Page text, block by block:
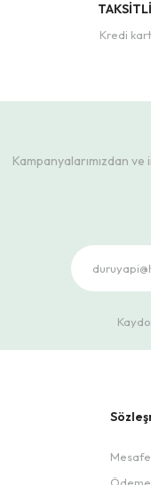
Kredi
Kampanyalarımızdan